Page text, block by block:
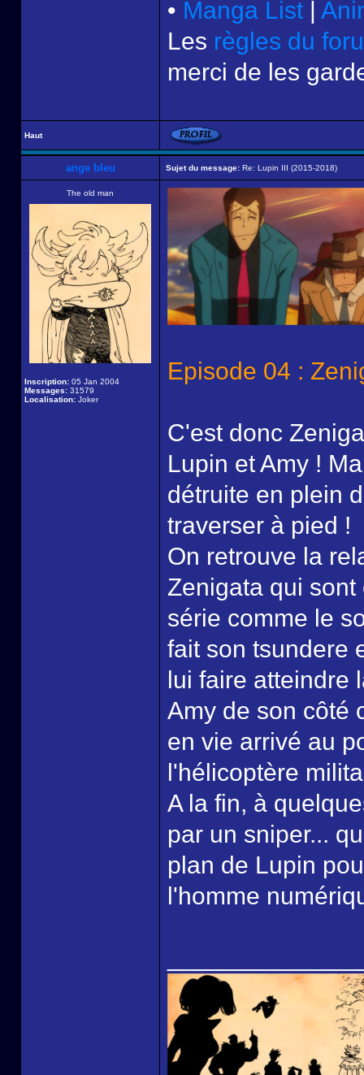
• Manga List |
Les règles du
merci de les
Haut
ange bleu Sujet du message: Re: Lupin III (2015-2018)
The old man
Inscription: 05 Jan 2004
Messages: 31579
Localisation: Joker
Episode 04 :
C'est donc
Lupin et Amy !
détruite en plein
traverser à pied !
On retrouve la
Zenigata qui
série comme le
fait son tsundere
lui faire atteindre
Amy de son côté
en vie arrivé au
l'hélicoptère
A la fin, à
par un sniper...
plan de Lupin
l'homme